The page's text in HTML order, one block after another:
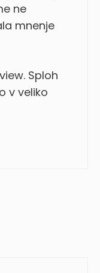
ne
mnenje
Sploh
v veliko